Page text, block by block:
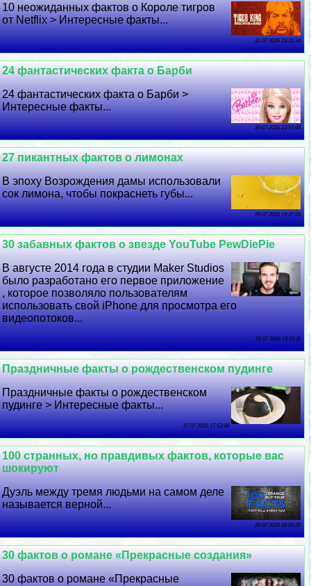
10 неожиданных фактов о Короле тигров
от Netflix > Интересные факты...
31 07 2026 23:31:34
24 фантастических факта о Барби
24 фантастических факта о Барби >
Интересные факты...
30 07 2026 23:57:46
27 пикантных фактов о лимонах
В эпоху Возрождения дамы использовали
сок лимона, чтобы покраснеть губы...
29 07 2026 19:37:26
30 забавных фактов о звезде YouTube PewDiePie
В августе 2014 года в студии Maker Studios
было разработано его первое приложение
, которое позволяло пользователям
использовать свой iPhone для просмотра его
видеопотоков...
28 07 2026 15:10:11
Праздничные факты о рождественском пудинге
Праздничные факты о рождественском
пудинге > Интересные факты...
27 07 2026 17:53:48
100 странных, но правдивых фактов, которые вас
шокируют
Дуэль между тремя людьми на самом деле
называется верной...
26 07 2026 16:26:26
30 фактов о романе «Прекрасные создания»
30 фактов о романе «Прекрасные